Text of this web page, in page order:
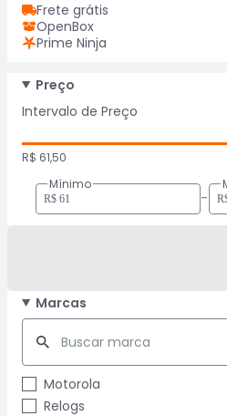
Frete grátis
OpenBox
Prime Ninja
Preço
Intervalo de Preço
R$ 61,50
Mínimo
-
Marcas
Motorola
Relogs